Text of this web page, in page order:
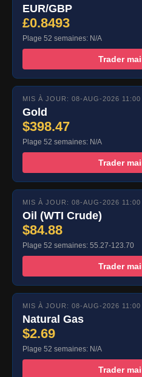
EUR/GBP
£0.8493
Plage 52 semaines: N/A
Trader
MIS À JOUR: 08-AUG-2026 11:00
Gold
$398.47
Plage 52 semaines: N/A
Trader
MIS À JOUR: 08-AUG-2026 11:00
Oil (WTI Crude)
$84.88
Plage 52 semaines: 55.27-123.70
Trader
MIS À JOUR: 08-AUG-2026 11:00
Natural Gas
$2.69
Plage 52 semaines: N/A
Trader